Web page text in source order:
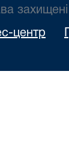
захищені
центр